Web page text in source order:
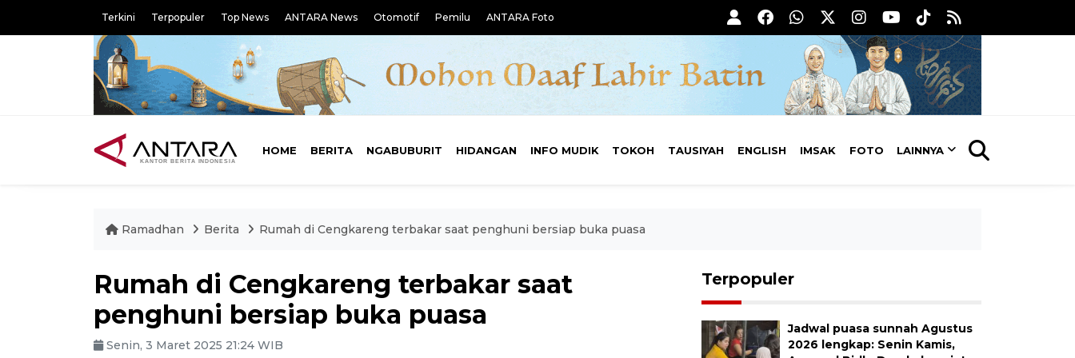
Terkini Terpopuler Top News ANTARA News Otomotif Pemilu ANTARA Foto
HOME BERITA NGABUBURIT HIDANGAN INFO MUDIK TOKOH TAUSIYAH ENGLISH IMSAK FOTO LAINNYA
Ramadhan Berita Rumah di Cengkareng terbakar saat penghuni bersiap buka puasa
Rumah di Cengkareng terbakar saat
penghuni bersiap buka puasa
Senin, 3 Maret 2025 21:24 WIB
Terpopuler
Jadwal puasa sunnah Agustus
2026 lengkap: Senin Kamis,